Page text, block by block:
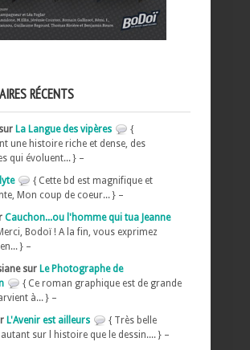
RÉCENTS
La Langue des vipères
{
une histoire riche et dense, des
qui évoluent... } –
{ Cette bd est magnifique et
Mon coup de coeur... } –
Cauchon...ou l'homme qui tua Jeanne
Bodoï ! A la fin, vous exprimez
} –
sur Le Photographe de
{ Ce roman graphique est de grande
à... } –
L'Avenir est ailleurs
{ Très belle
sur l histoire que le dessin.... } –